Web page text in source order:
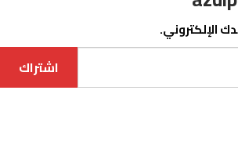
الإلكتروني.
اشتراك